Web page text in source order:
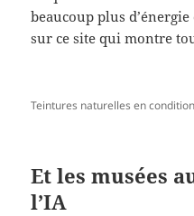
beaucoup plus
sur ce site qui montre
Teintures naturelles en
Et les musées
l’IA